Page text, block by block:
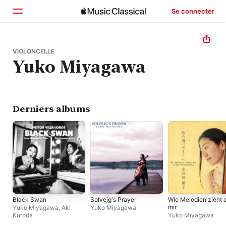
Se connecter
Accueil
Parcourir
VIOLONCELLE
Yuko Miyagawa
Derniers albums
Black Swan
Yuko Miyagawa, Aki
Kuroda
Solvejg's Prayer
Yuko Miyagawa
Wie Melodien zieht
mir
Yuko Miyagawa